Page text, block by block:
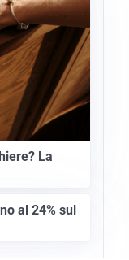
La
al 24% sul